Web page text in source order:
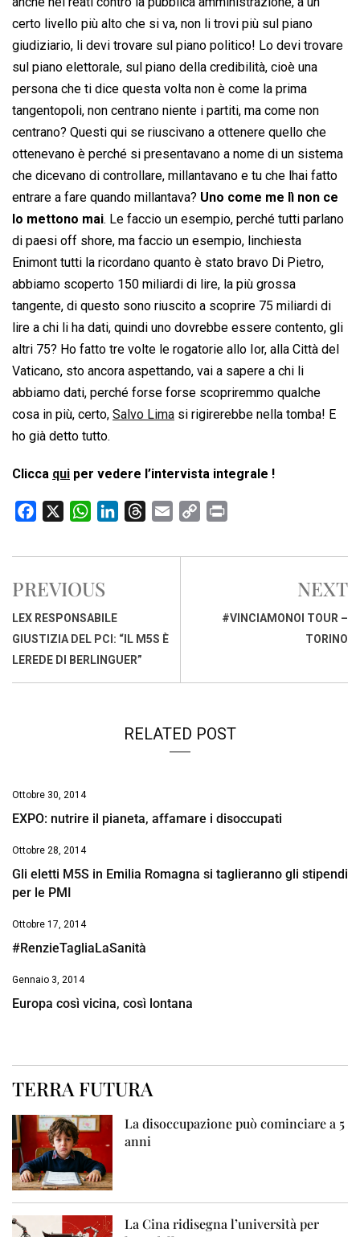
certo livello più alto che si va, non li trovi più sul piano
giudiziario, li devi trovare sul piano politico! Lo devi trovare
sul piano elettorale, sul piano della credibilità, cioè una
persona che ti dice questa volta non è come la prima
tangentopoli, non centrano niente i partiti, ma come non
centrano? Questi qui se riuscivano a ottenere quello che
ottenevano è perché si presentavano a nome di un sistema
che dicevano di controllare, millantavano e tu che lhai fatto
entrare a fare quando millantava? Uno come me lì non ce
lo mettono mai. Le faccio un esempio, perché tutti parlano
di paesi off shore, ma faccio un esempio, linchiesta
Enimont tutti la ricordano quanto è stato bravo Di Pietro,
abbiamo scoperto 150 miliardi di lire, la più grossa
tangente, di questo sono riuscito a scoprire 75 miliardi di
lire a chi li ha dati, quindi uno dovrebbe essere contento, gli
altri 75? Ho fatto tre volte le rogatorie allo Ior, alla Città del
Vaticano, sto ancora aspettando, vai a sapere a chi li
abbiamo dati, perché forse forse scopriremmo qualche
cosa in più, certo, Salvo Lima si rigirerebbe nella tomba! E
ho già detto tutto.
Clicca qui per vedere l’intervista integrale !
c
b
o
o
k
W
a
s
A
p
p
n
I
n
r
s
a
p
i
PREVIOUS
LEX RESPONSABILE
GIUSTIZIA DEL PCI: “IL M5S È
LEREDE DI BERLINGUER”
NEXT
#VINCIAMONOI TOUR –
TORINO
RELATED POST
Ottobre 30, 2014
EXPO: nutrire il pianeta, affamare i disoccupati
Ottobre 28, 2014
Gli eletti M5S in Emilia Romagna si taglieranno gli stipendi
per le PMI
Ottobre 17, 2014
#RenzieTagliaLaSanità
Gennaio 3, 2014
Europa così vicina, così lontana
TERRA FUTURA
La disoccupazione può cominciare a 5
anni
La Cina ridisegna l’università per